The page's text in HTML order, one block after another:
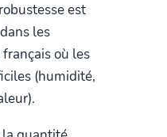
est
les
où les
(humidité,